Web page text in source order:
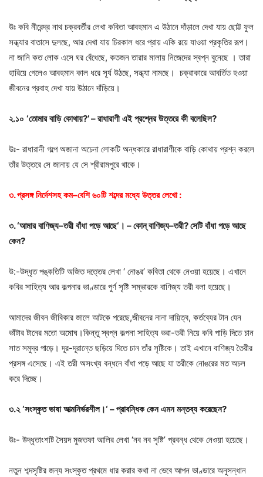
উঃ কবি নীরেন্দ্র নাথ চক্রবর্তীর লেখা কবিতা আবহমান এ উঠানে দাঁড়ালে দেখা যায় ছোট্ট ফুল
সন্ধ্যার বাতাসে দুলছে, আর দেখা যায় চিরকাল ধরে প্রায় একি রয়ে যাওয়া প্রকৃতির রূপ।
না জানি কত লোক এসে ঘর বেঁধেছে, কতজন তারার মালায় নিজেদের স্বপ্ন বুনেছে । তারা
হারিয়ে গেলেও আবহমান কাল ধরে সূর্য উঠছে, সন্ধ্যা নামছে। চক্রাকারে আবর্তিত হওয়া
জীবনের প্রবাহ দেখা যায় উঠানে দাঁড়িয়ে।
২.১০ ‘তোমার বাড়ি কোথায়?’ –রাধারাণী এই প্রশ্নের উত্তরে কী বলেছিল?
উঃ- রাধারানী গল্পে অজানা অচেনা লোকটি অন্ধকারে রাধারাণীকে বাড়ি কোথায় প্রশ্ন করলে
তাঁর উত্তরে সে জানায় যে সে শ্রীরামপুরে থাকে।
৩.প্রসঙ্গ নির্দেশসহ কম–বেশি ৬০টি শব্দের মধ্যে উত্তর লেখাে:
৩.‘আমার বাণিজ্য–তরী বাঁধা পড়ে আছে‘ । –কোন্‌বাণিজ্য–তরী?সেটি বাঁধা পড়ে আছে
কেন?
উ:-উদ্ধৃত পঙ্কতিটি অজিত দত্তের লেখা ‘ নোঙর’ কবিতা থেকে নেওয়া হয়েছে। এখানে
কবির সাহিত্য আর কল্পনার ভাণ্ডারে পুর্ণ সৃষ্টি সম্ভারকে বাণিজ্য তরী বলা হয়েছে।
আমাদের জীবন জীবিকার জালে আটকে পরেছে,জীবনের নানা দায়িত্ব, কর্তব্যের টান যেন
ভাঁটার টানের মতো অমোঘ।কিন্তু স্বপ্ন কল্পনা সাহিত্য ভরা-তরী নিয়ে কবি পাড়ি দিতে চান
সাত সমুদ্র পাড়ে। দূর-দূরান্তে ছড়িয়ে দিতে চান তাঁর সৃষ্টিকে। তাই এখানে বাণিজ্য তৈরীর
প্রসঙ্গ এসেছে। এই তরী অসংখ্য বন্ধনে বাঁধা পড়ে আছে যা তরীকে নোঙরের মত অচল
করে দিচ্ছে।
৩.২ ‘সংস্কৃত ভাষা আত্মনির্ভরশীল।‘ –প্রাবন্ধিক কেন এমন মন্তব্য করেছেন?
উঃ- উদ্ধৃতাংশটি সৈয়দ মুজতফা আলির লেখা ‘নব নব সৃষ্টি’ প্রবন্ধ থেকে নেওয়া হয়েছে।
নতুন শব্দসৃষ্টির জন্য সংস্কৃত প্রথমে ধার করার কথা না ভেবে আপন ভাণ্ডারে অনুসন্ধান